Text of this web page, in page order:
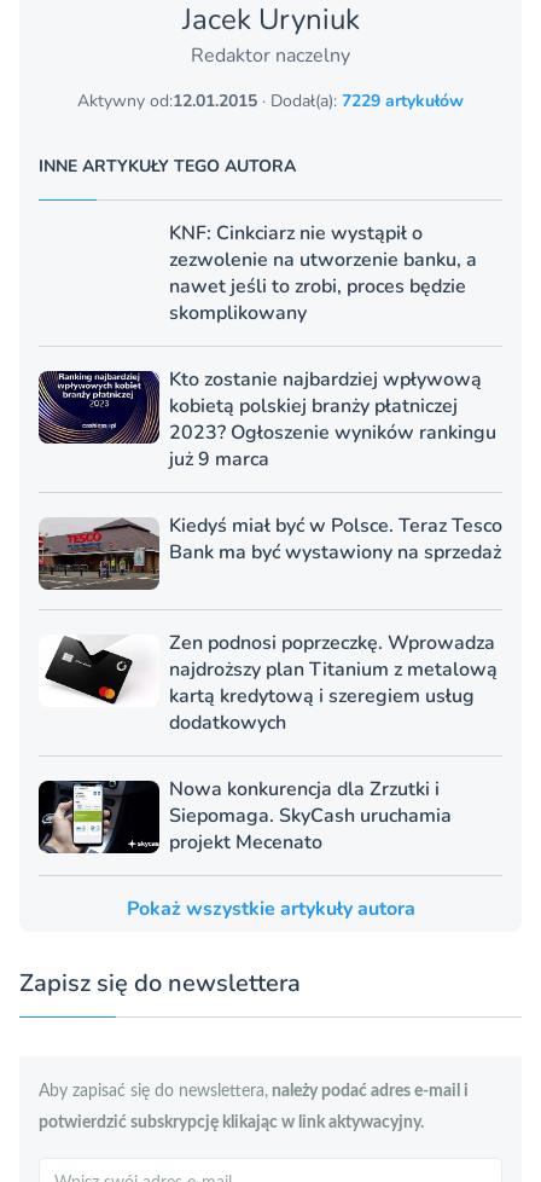
Jacek Uryniuk
Redaktor naczelny
Aktywny od:12.01.2015 · Dodał(a): 7229 artykułów
INNE ARTYKUŁY TEGO AUTORA
KNF: Cinkciarz nie wystąpił o
zezwolenie na utworzenie banku, a
nawet jeśli to zrobi, proces będzie
skomplikowany
Kto zostanie najbardziej wpływową
kobietą polskiej branży płatniczej
2023? Ogłoszenie wyników rankingu
już 9 marca
Kiedyś miał być w Polsce. Teraz Tesco
Bank ma być wystawiony na sprzedaż
Zen podnosi poprzeczkę. Wprowadza
najdroższy plan Titanium z metalową
kartą kredytową i szeregiem usług
dodatkowych
Nowa konkurencja dla Zrzutki i
Siepomaga. SkyCash uruchamia
projekt Mecenato
Pokaż wszystkie artykuły autora
Zapisz się do newslettera
Aby zapisać się do newslettera, należy podać adres e-mail i
potwierdzić subskrypcję klikając w link aktywacyjny.
Szukaj